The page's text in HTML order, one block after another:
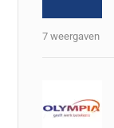
7 weergaven